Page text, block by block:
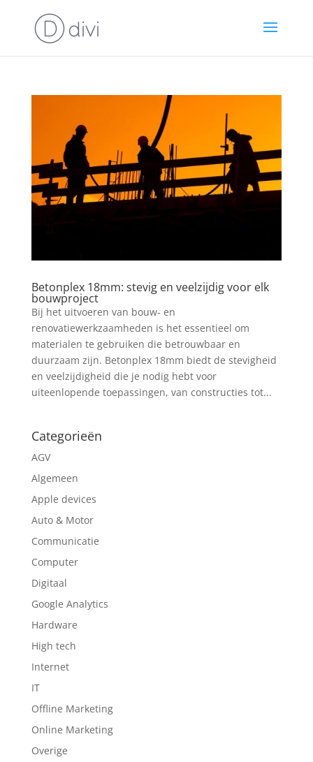
Betonplex 18mm: stevig en veelzijdig voor elk
bouwproject
Bij het uitvoeren van bouw- en
renovatiewerkzaamheden is het essentieel om
materialen te gebruiken die betrouwbaar en
duurzaam zijn. Betonplex 18mm biedt de stevigheid
en veelzijdigheid die je nodig hebt voor
uiteenlopende toepassingen, van constructies tot...
Categorieën
AGV
Algemeen
Apple devices
Auto & Motor
Communicatie
Computer
Digitaal
Google Analytics
Hardware
High tech
Internet
IT
Offline Marketing
Online Marketing
Overige